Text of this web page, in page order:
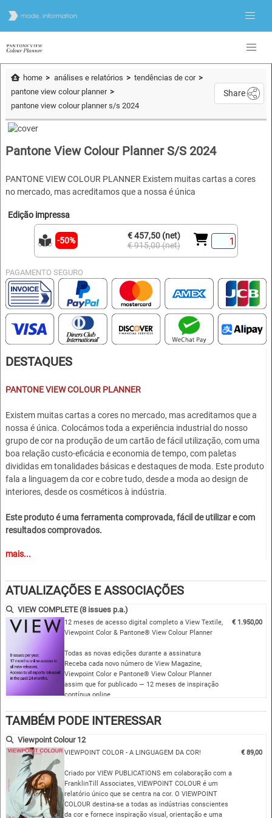
home análises e relatórios
tendências de cor
pantone view colour planner
pantone view colour planner s/s 2024
Share
Pantone View Colour Planner S/S 2024
PANTONE VIEW COLOUR PLANNER Existem muitas cartas a cores
no mercado, mas acreditamos que a nossa é única
Edição impressa
-50%
€ 457,50 (net)
€ 915,00 (net)
PAGAMENTO SEGURO
DESTAQUES
PANTONE VIEW COLOUR PLANNER
Existem muitas cartas a cores no mercado, mas acreditamos que a
nossa é única. Colocámos toda a experiência industrial do nosso
grupo de cor na produção de um cartão de fácil utilização, com uma
boa relação custo-eficácia e economia de tempo, com paletas
divididas em tonalidades básicas e destaques de moda. Este produto
fala a linguagem da cor e cobre tudo, desde a moda ao design de
interiores, desde os cosméticos à indústria.
Este produto é uma ferramenta comprovada, fácil de utilizar e com
resultados comprovados.
O que se recebe:
>>Cores-chave, onde introduzimos cada palete com quatro cores-
chave que formam a base para o seu merchandising.
>> Cores principais + cores complementares
quatro cores complementares às cores-chave para desenvolver,
alterar e individualizar o núcleo.
dos grandes pontos fortes do planeador de cores Pantone View.
>>Páginas de produtos, onde lhe mostramos como as paletas de
produtos podem agora ser melhoradas com cor.
>>Descarregueum catálogo completo com todas as imagens
utilizadas no relatório de tendências a cores, repartidas por capítulo e
objectivo, bem como o nosso conhecido filme sobre a respectiva
estação do ano.
CP2024 | A/W 2024
mais...
ATUALIZAÇÕES E ASSOCIAÇÕES
VIEW COMPLETE (8 issues p.a.)
12 meses de acesso digital completo a View Textile,
Viewpoint Color & Pantone® View Colour Planner
Todas as novas edições durante a assinatura
Receba cada novo número de View Magazine,
Viewpoint Color e Pantone® View Colour Planner
assim que for publicado — 12 meses de inspiração
contínua online.
Acesso completo ao arquivo histórico…
€ 1.950,00
TAMBÉM PODE INTERESSAR
Viewpoint Colour 12
VIEWPOINT COLOR - A LINGUAGEM DA COR!
Criado por VIEW PUBLICATIONS em colaboração com a
FranklinTill Associates, VIEWPOINT COLOUR é um
relatório único que se centra na cor. O VIEWPOINT
COLOUR destina-se a todas as indústrias conscientes
da cor e fornece inspiração visual, orientação e uma
€ 89,00